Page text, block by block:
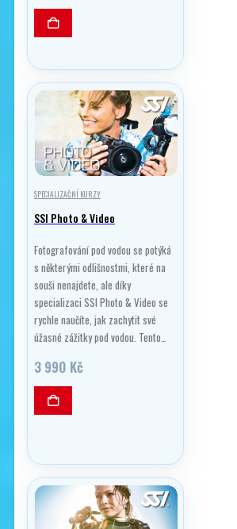
SPECIALIZAČNÍ KURZY
SSI Photo & Video
Fotografování pod vodou se potýká
s některými odlišnostmi, které na
souši nenajdete, ale díky
specializaci SSI Photo & Video se
rychle naučíte, jak zachytit své
úžasné zážitky pod vodou. Tento…
3 990 Kč